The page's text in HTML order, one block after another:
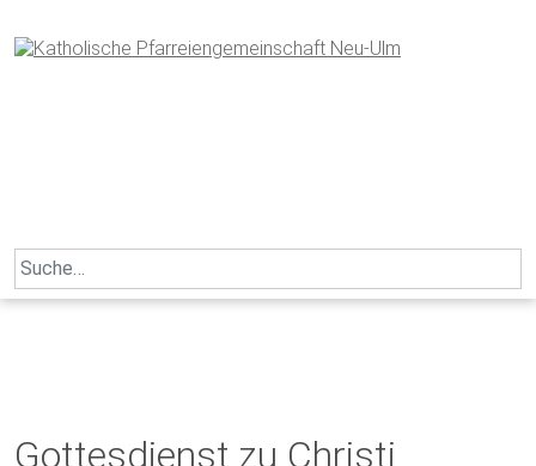
to
content
Search
for:
Gottesdienst zu Christi